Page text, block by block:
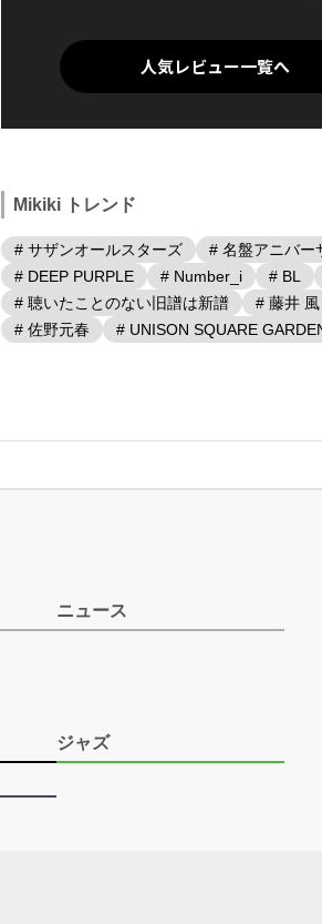
人気レビュー一覧へ
Mikiki トレンド
# サザンオールスターズ
# 名盤アニバー
# DEEP PURPLE
# Number_i # BL
# 聴いたことのない旧譜は新譜
# 藤井 風
# 佐野元春
# UNISON SQUARE
ニュース
ジャズ